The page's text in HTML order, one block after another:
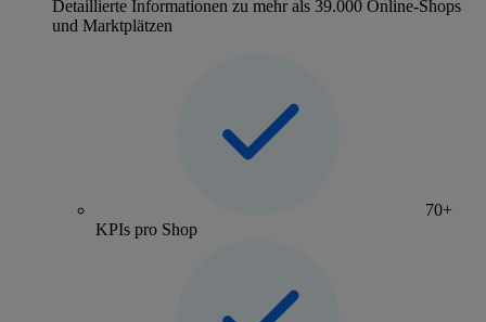
Detaillierte Informationen zu mehr als 39.000 Online-Shops
und Marktplätzen
70+
KPIs pro Shop